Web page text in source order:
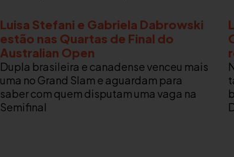
Luisa Stefani e Gabriela Dabrowski
estão nas Quartas de Final do
Australian Open
Dupla brasileira e canadense venceu mais
uma no Grand Slam e aguardam para
saber com quem disputam uma vaga na
Semifinal